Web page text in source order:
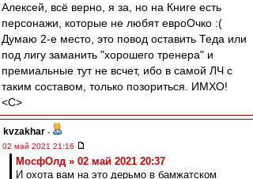
Алексей, всё верно, я за, но на Книге есть
персонажи, которые не любят евроОчко :(
Думаю 2-е место, это повод оставить Теда или
под лигу заманить "хорошего тренера" и
премиальные тут не всчет, ибо в самой ЛЧ с
таким составом, только позориться. ИМХО!
<C>
kvzakhar -
02 май 2021 21:16
МосфОлд » 02 май 2021 20:37
И охота вам на это дерьмо в бамжатском